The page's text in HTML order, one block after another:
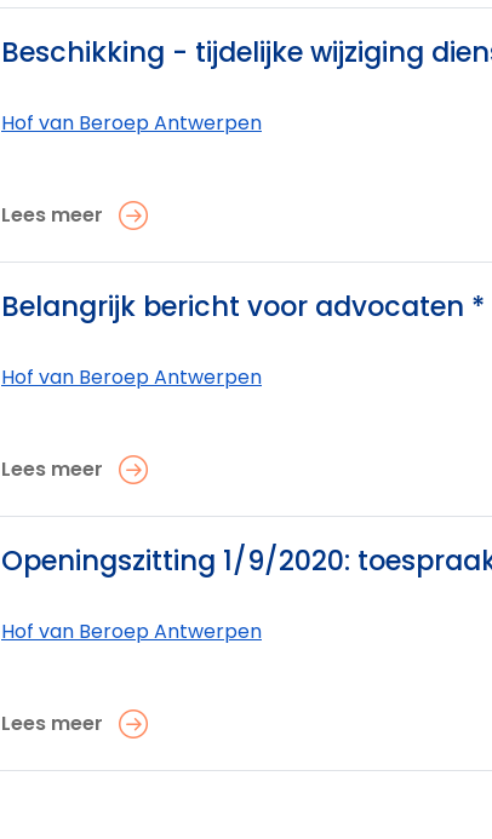
Beschikking - tijdelijke wijziging
Hof van Beroep Antwerpen
Lees meer
Belangrijk bericht voor advocaten
Hof van Beroep Antwerpen
Lees meer
Openingszitting 1/9/2020:
Hof van Beroep Antwerpen
Lees meer